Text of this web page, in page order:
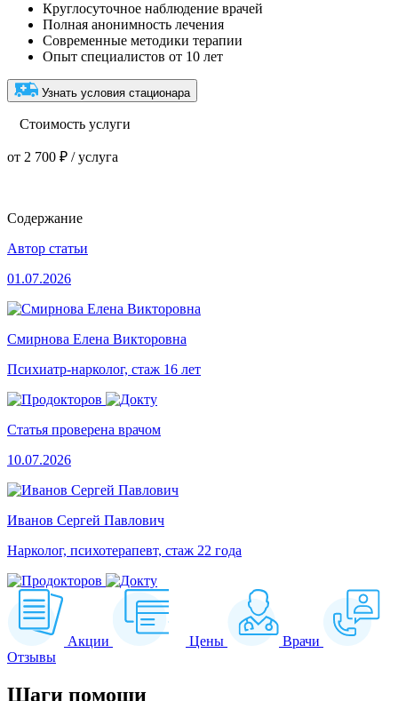
Круглосуточное наблюдение врачей
Полная анонимность лечения
Современные методики терапии
Опыт специалистов от 10 лет
Узнать условия стационара
Стоимость услуги
от 2 700 ₽ / услуга
Содержание
Автор статьи
01.07.2026
Смирнова Елена Викторовна
Психиатр-нарколог, стаж 16 лет
Статья проверена врачом
10.07.2026
Иванов Сергей Павлович
Нарколог, психотерапевт, стаж 22 года
Акции Цены
Врачи
Отзывы
Шаги помощи